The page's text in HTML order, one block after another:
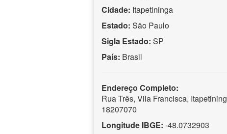
Cidade: Itapetininga
Estado: São Paulo
Sigla Estado: SP
País: Brasil
Endereço Completo:
Rua Três, Vila Francisca,
18207070
Longitude IBGE: -48.0732903